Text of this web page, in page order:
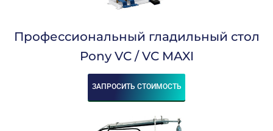
Профессиональный гладильный стол
Pony VC / VC MAXI
ЗАПРОСИТЬ СТОИМОСТЬ